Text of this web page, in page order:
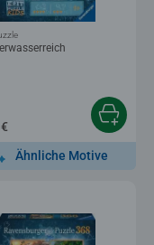
Ähnliche Motive